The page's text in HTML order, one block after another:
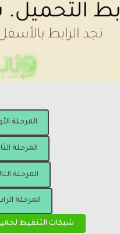
المرحلة
المرحلة
المرحلة
المرحلة
شبكات التنقيط